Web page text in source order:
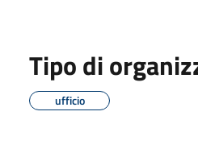
Tipo di
ufficio